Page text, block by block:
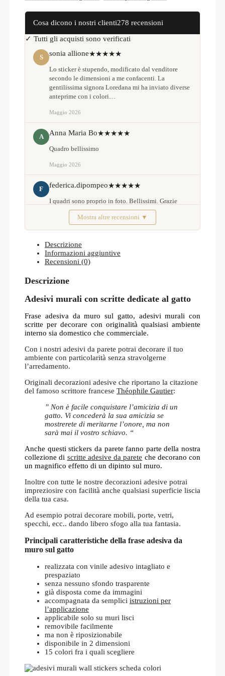
Cosa dicono i nostri clienti278 recensioni
✓ Tutti gli acquisti sono verificati
S sonia allione★★★★★
Lo sticker è stupendo, modificato dal venditore
secondo le dimensioni a me confacenti. La
gentilissima signora Loredana mi ha inviato diverse
anteprime con i colori…
Maggio 2026
A Anna Maria Bo★★★★★
Quadro bellissimo
Maggio 2026
F federica.dipompeo★★★★★
I quadri sono proprio in foto. Bellissimi. Grazie
Febbraio 2026Mostra altre recensioni ▼
Descrizione
Informazioni aggiuntive
Recensioni (0)
Descrizione
Adesivi murali con scritte dedicate al gatto
Frase adesiva da muro sul gatto, adesivi murali con
scritte per decorare con originalità qualsiasi ambiente
interno sia domestico che commerciale.
Con i nostri adesivi da parete potrai decorare il tuo
ambiente con particolarità senza stravolgerne
l’arredamento.
Originali decorazioni adesive che riportano la citazione
del famoso scrittore francese Théophile Gautier:
” Non è facile conquistare l’amicizia di un
gatto. Vi concederà la sua amicizia se
mostrerete di meritarne l’onore, ma non
sarà mai il vostro schiavo. “
Anche questi stickers da parete fanno parte della nostra
collezione di scritte adesive da parete che decorano con
un magnifico effetto di un dipinto sul muro.
Inoltre con tutte le nostre decorazioni adesive potrai
impreziosire con facilità anche qualsiasi superficie liscia
della tua casa.
Ad esempio potrai decorare mobili, porte, vetri,
specchi, ecc.. dando libero sfogo alla tua fantasia.
Principali caratteristiche della frase adesiva da
muro sul gatto
realizzata con vinile adesivo intagliato e
prespaziato
senza nessuno sfondo trasparente
già disposta come da immagini
accompagnata da semplici istruzioni per
l’applicazione
applicabile solo su muri lisci
removibile facilmente
ma non è riposizionabile
disponibile in 2 dimensioni
15 colori fra i quali scegliere